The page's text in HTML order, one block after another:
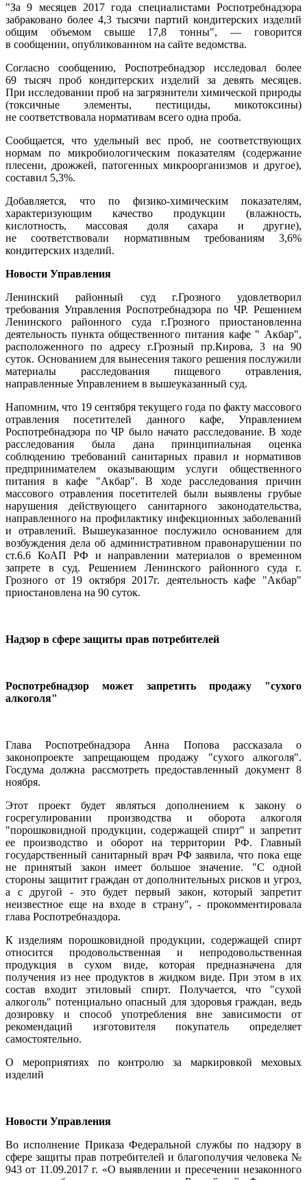
"За 9 месяцев 2017 года специалистами Роспотребнадзора
забраковано более 4,3 тысячи партий кондитерских изделий
общим объемом свыше 17,8 тонны", — говорится
в сообщении, опубликованном на сайте ведомства.
Согласно сообщению, Роспотребнадзор исследовал более
69 тысяч проб кондитерских изделий за девять месяцев.
При исследовании проб на загрязнители химической природы
(токсичные элементы, пестициды, микотоксины)
не соответствовала нормативам всего одна проба.
Сообщается, что удельный вес проб, не соответствующих
нормам по микробиологическим показателям (содержание
плесени, дрожжей, патогенных микроорганизмов и другое),
составил 5,3%.
Добавляется, что по физико-химическим показателям,
характеризующим качество продукции (влажность,
кислотность, массовая доля сахара и другие),
не соответствовали нормативным требованиям 3,6%
кондитерских изделий.
Новости Управления
Ленинский районный суд г.Грозного удовлетворил
требования Управления Роспотребнадзора по ЧР. Решением
Ленинского районного суда г.Грозного приостановленна
деятельность пункта общественного питания кафе " Акбар",
расположенного по адресу г.Грозный пр.Кирова, 3 на 90
суток. Основанием для вынесения такого решения послужили
материалы расследования пищевого отравления,
направленные Управлением в вышеуказанный суд.
Напомним, что 19 сентября текущего года по факту массового
отравления посетителей данного кафе, Управлением
Роспотребнадзора по ЧР было начато расследование. В ходе
расследования была дана принципиальная оценка
соблюдению требований санитарных правил и нормативов
предпринимателем оказывающим услуги общественного
питания в кафе "Акбар". В ходе расследования причин
массового отравления посетителей были выявлены грубые
нарушения действующего санитарного законодательства,
направленного на профилактику инфекционных заболеваний
и отравлений. Вышеуказанное послужило основанием для
возбуждения дела об административном правонарушении по
ст.6.6 КоАП РФ и направлении материалов о временном
запрете в суд. Решением Ленинского районного суда г.
Грозного от 19 октября 2017г. деятельность кафе "Акбар"
приостановлена на 90 суток.
Надзор в сфере защиты прав потребителей
Роспотребнадзор может запретить продажу "сухого
алкоголя"
Глава Роспотребнадзора Анна Попова рассказала о
законопроекте запрещающем продажу "сухого алкоголя".
Госдума должна рассмотреть предоставленный документ 8
ноября.
Этот проект будет являться дополнением к закону о
госрегулировании производства и оборота алкоголя
"порошковидной продукции, содержащей спирт" и запретит
ее производство и оборот на территории РФ. Главный
государственный санитарный врач РФ заявила, что пока еще
не принятый закон имеет большое значение. "С одной
стороны защитит граждан от дополнительных рисков и угроз,
а с другой - это будет первый закон, который запретит
неизвестное еще на входе в страну", - прокомментировала
глава Роспотребназдора.
К изделиям порошковидной продукции, содержащей спирт
относится продовольственная и непродовольственная
продукция в сухом виде, которая предназначена для
получения из нее продуктов в жидком виде. При этом в их
состав входит этиловый спирт. Получается, что "сухой
алкоголь" потенциально опасный для здоровья граждан, ведь
дозировку и способ употребления вне зависимости от
рекомендаций изготовителя покупатель определяет
самостоятельно.
О мероприятиях по контролю за маркировкой меховых
изделий
Новости Управления
Во исполнение Приказа Федеральной службы по надзору в
сфере защиты прав потребителей и благополучия человека №
943 от 11.09.2017 г. «О выявлении и пресечении незаконного